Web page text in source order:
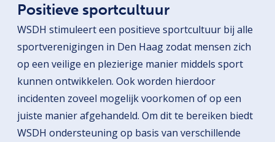
Positieve sportcultuur
WSDH stimuleert een positieve sportcultuur bij alle
sportverenigingen in Den Haag zodat mensen zich
op een veilige en plezierige manier middels sport
kunnen ontwikkelen. Ook worden hierdoor
incidenten zoveel mogelijk voorkomen of op een
juiste manier afgehandeld. Om dit te bereiken biedt
WSDH ondersteuning op basis van verschillende